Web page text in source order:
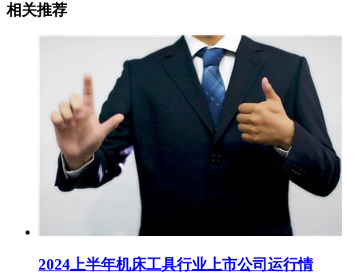
相关推荐
2024上半年机床工具行业上市公司运行情